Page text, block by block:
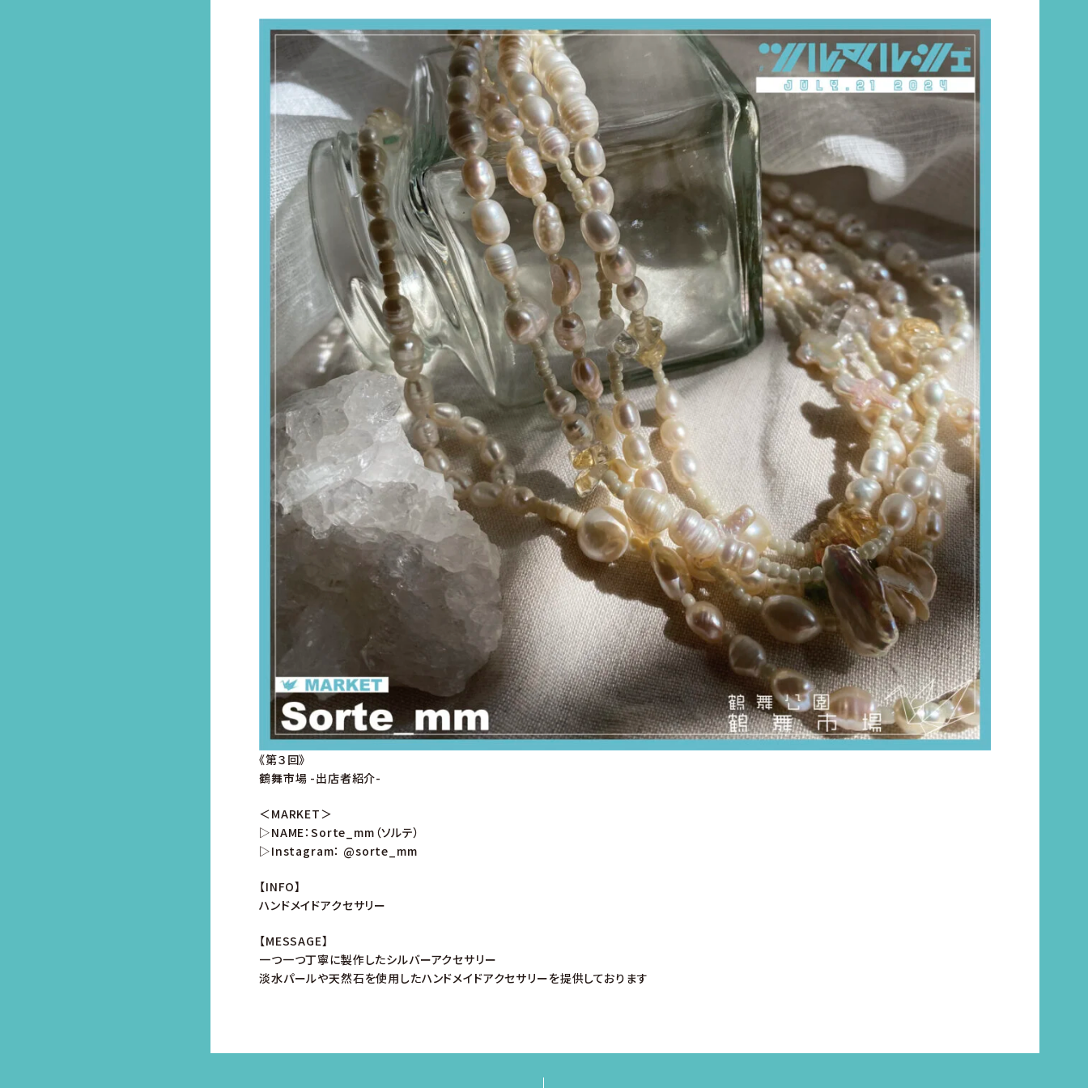
《第３回》
鶴舞市場 -出店者紹介-
＜MARKET＞
▷NAME：Sorte_mm（ソルテ）
▷Instagram： @sorte_mm
【INFO】
ハンドメイドアクセサリー
【MESSAGE】
一つ一つ丁寧に製作したシルバーアクセサリー
淡水パールや天然石を使用したハンドメイドアクセサリーを提供しております